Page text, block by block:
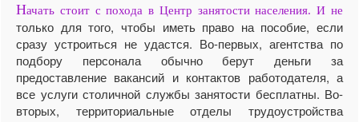
Начать стоит с похода в Центр занятости населения. И не
только для того, чтобы иметь право на пособие, если
сразу устроиться не удастся. Во-первых, агентства по
подбору персонала обычно берут деньги за
предоставление вакансий и контактов работодателя, а
все услуги столичной службы занятости бесплатны. Во-
вторых, территориальные отделы трудоустройства